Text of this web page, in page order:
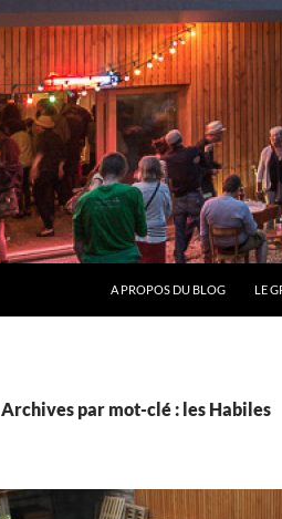
A PROPOS DU BLOG LE
Archives par mot-clé : les Habiles